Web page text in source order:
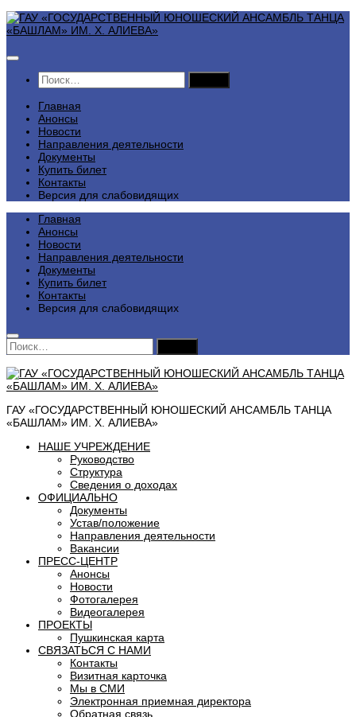
Перейти
к
Найти:
Главная
Анонсы
Новости
Направления деятельности
Документы
Купить билет
Контакты
Версия для слабовидящих
Главная
Анонсы
Новости
Направления деятельности
Документы
Купить билет
Контакты
Версия для слабовидящих
Найти:
ГАУ «ГОСУДАРСТВЕННЫЙ ЮНОШЕСКИЙ АНСАМБЛЬ ТАНЦА
«БАШЛАМ» ИМ. Х. АЛИЕВА»
НАШЕ УЧРЕЖДЕНИЕ
Руководство
Структура
Сведения о доходах
ОФИЦИАЛЬНО
Документы
Устав/положение
Направления деятельности
Вакансии
ПРЕСС-ЦЕНТР
Анонсы
Новости
Фотогалерея
Видеогалерея
ПРОЕКТЫ
Пушкинская карта
СВЯЗАТЬСЯ С НАМИ
Контакты
Визитная карточка
Мы в СМИ
Электронная приемная директора
Обратная связь